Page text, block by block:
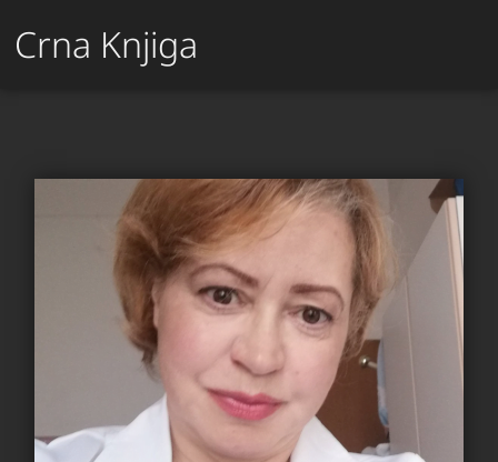
Crna Knjiga